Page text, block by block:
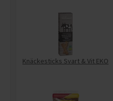
Knäckesticks Svart & Vit EKO